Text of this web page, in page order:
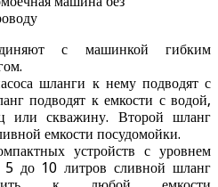
с машинкой гибким
шланги к нему подводят с
подводят к емкости с водой,
или скважину. Второй шланг
емкости посудомойки.
устройств с уровнем
5 до 10 литров сливной шланг